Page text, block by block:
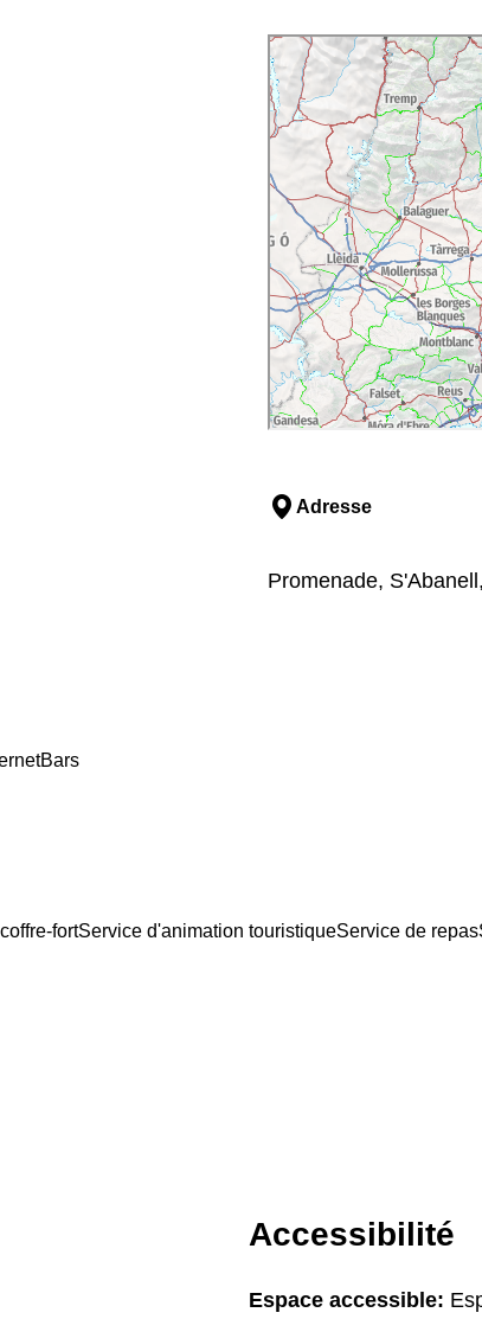
Adresse
Promenade,
Bars
fortService d'animation touristiqueService de repas
Accessibilité
Espace accessible: